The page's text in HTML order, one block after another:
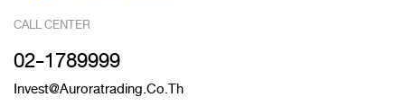
CALL CENTER
02-1789999
Invest@auroratrading.co.th